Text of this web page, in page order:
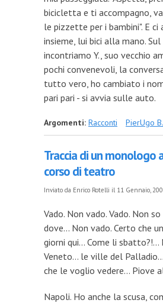
bicicletta e ti accompagno,
le pizzette per i bambini". E ci
insieme, lui bici alla mano. Sul
incontriamo Y., suo vecchio
pochi convenevoli, la
tutto vero, ho cambiato i
pari pari - si avvia sulle auto.
Argomenti: Racconti PierUgo B.
Traccia di un monologo
corso di teatro
Inviato da Enrico Rotelli il 11 Gennaio,
Vado. Non vado. Vado. Non
dove... Non vado. Certo che
giorni qui… Come li sbatto?!…
Veneto… le ville del
che le voglio vedere… Piove
Napoli. Ho anche la scusa,